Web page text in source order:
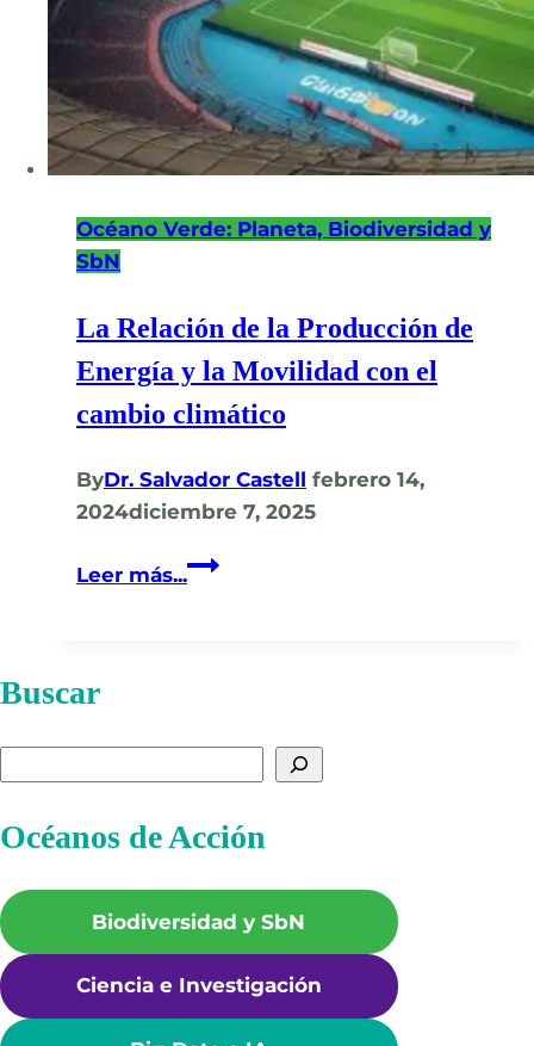
Océano Verde: Planeta, Biodiversidad y
SbN
La Relación de la Producción de
Energía y la Movilidad con el
cambio climático
ByDr. Salvador Castell febrero 14,
2024diciembre 7, 2025
Leer más...La
y
Movilidad
con
el
cambio
climático
Buscar
Océanos de Acción
Biodiversidad y SbN
Ciencia e Investigación